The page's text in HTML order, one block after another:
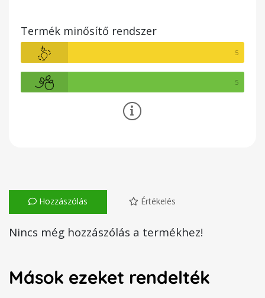
Termék minősítő rendszer
5
5
Hozzászólás Értékelés
Nincs még hozzászólás a termékhez!
Mások ezeket rendelték